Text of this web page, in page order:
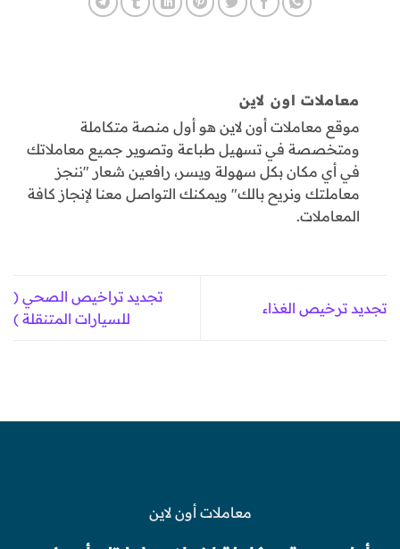
معاملات اون لاين
موقع معاملات أون لاين هو أول منصة متكاملة
ومتخصصة في تسهيل طباعة وتصوير جميع معاملاتك
في أي مكان بكل سهولة ويسر، رافعين شعار "ننجز
معاملتك ونريح بالك" ويمكنك التواصل معنا لإنجاز كافة
المعاملات.
تجديد ترخيص الغذاء
تجديد تراخيص الصحي (
للسيارات المتنقلة )
معاملات أون لاين